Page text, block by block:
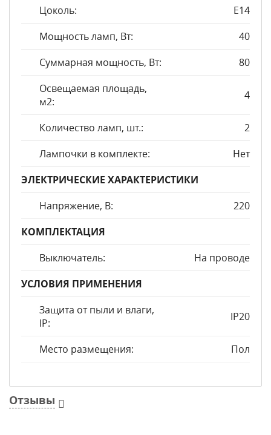
Цоколь:
E14
Мощность ламп, Вт:
40
Суммарная мощность, Вт:
80
Освещаемая площадь,
м2:
4
Количество ламп, шт.:
2
Лампочки в комплекте:
Нет
ЭЛЕКТРИЧЕСКИЕ ХАРАКТЕРИСТИКИ
Напряжение, В:
220
КОМПЛЕКТАЦИЯ
Выключатель:
На проводе
УСЛОВИЯ ПРИМЕНЕНИЯ
Защита от пыли и влаги,
IP:
IP20
Место размещения: Пол
Отзывы